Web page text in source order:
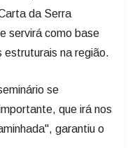
da Serra
servirá como base
na região.
se
que irá nos
garantiu o